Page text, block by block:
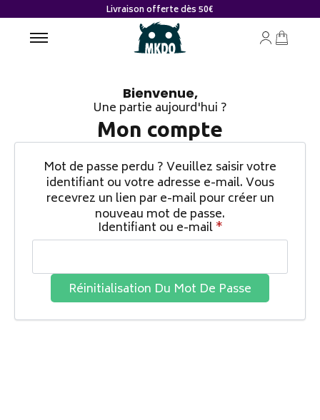
Livraison offerte dès 50€
Bienvenue,
Une partie aujourd'hui ?
Mon compte
Mot de passe perdu ? Veuillez saisir votre
identifiant ou votre adresse e-mail. Vous
recevrez un lien par e-mail pour créer un
nouveau mot de passe.
Identifiant ou e-mail*Obligatoire
Réinitialisation Du Mot De Passe